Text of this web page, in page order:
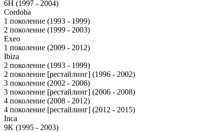
6H (1997 - 2004)
Cordoba
1 поколение (1993 - 1999)
2 поколение (1999 - 2003)
Exeo
1 поколение (2009 - 2012)
Ibiza
2 поколение (1993 - 1999)
2 поколение [рестайлинг] (1996 - 2002)
3 поколение (2002 - 2006)
3 поколение [рестайлинг] (2006 - 2008)
4 поколение (2008 - 2012)
4 поколение [рестайлинг] (2012 - 2015)
Inca
9K (1995 - 2003)